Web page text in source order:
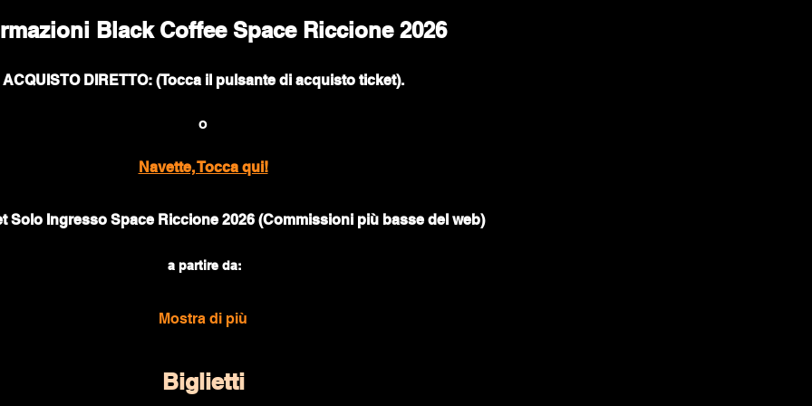
Black Coffee Space Riccione 2026
ACQUISTO DIRETTO: (Tocca il pulsante di acquisto ticket).
o
Navette, Tocca qui!
Solo Ingresso Space Riccione 2026 (Commissioni più basse del web)
a partire da:
Mostra di più
Biglietti